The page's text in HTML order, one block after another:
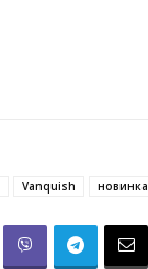
Vanquish новинка